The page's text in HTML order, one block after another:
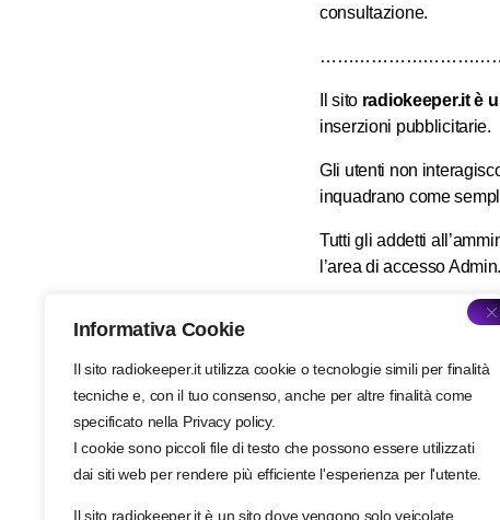
Informativa Cookie
Il sito radiokeeper.it utilizza cookie o tecnologie simili per finalità
tecniche e, con il tuo consenso, anche per altre finalità come
specificato nella Privacy policy.
I cookie sono piccoli file di testo che possono essere utilizzati
dai siti web per rendere più efficiente l'esperienza per l'utente.
Il sito radiokeeper.it è un sito dove vengono solo veicolate
consultazione.
Il sito radiokeeper.it è
inserzioni pubblicitarie.
Gli utenti non
inquadrano come
Tutti gli addetti
l’area di accesso Admin.
radiokeeper.itè
WordPress con
ESB02979078.
I contenuti veicolati
debita richiesta a